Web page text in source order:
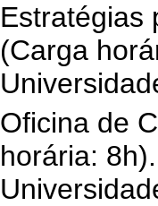
Estratégias
(Carga
Oficina de
horária: 8h).